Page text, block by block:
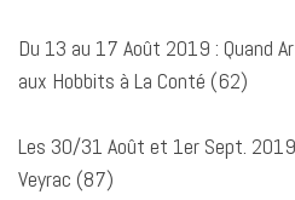
Du 13 au 17 Août 2019 : Quand
aux Hobbits à La Conté (62)
Les 30/31 Août et 1er Sept.
Veyrac (87)